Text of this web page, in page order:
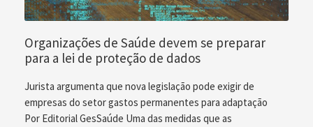
Organizações de Saúde devem se preparar
para a lei de proteção de dados
Jurista argumenta que nova legislação pode exigir de
empresas do setor gastos permanentes para adaptação
Por Editorial GesSaúde Uma das medidas que as